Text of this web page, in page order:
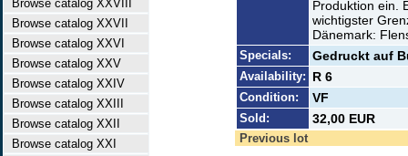
Browse catalog XXVIII
Browse catalog XXVII
Browse catalog XXVI
Browse catalog XXV
Browse catalog XXIV
Browse catalog XXIII
Browse catalog XXII
Browse catalog XXI
Produktion ein.
wichtigster
Dänemark:
Specials: Gedruckt auf
Availability: R 6
Condition: VF
Sold: 32,00 EUR
Previous lot